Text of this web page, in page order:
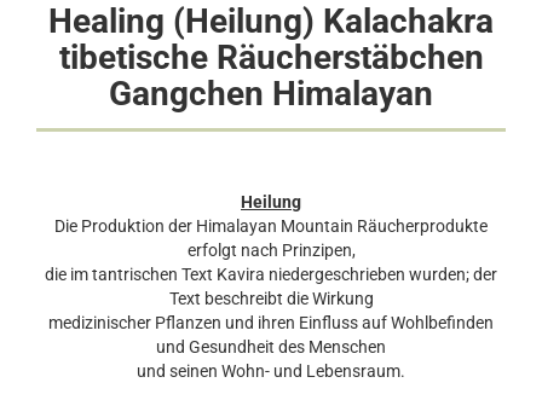
Healing (Heilung) Kalachakra
tibetische Räucherstäbchen
Gangchen Himalayan
Heilung
Die Produktion der Himalayan Mountain Räucherprodukte
erfolgt nach Prinzipen,
die im tantrischen Text Kavira niedergeschrieben wurden; der
Text beschreibt die Wirkung
medizinischer Pflanzen und ihren Einfluss auf Wohlbefinden
und Gesundheit des Menschen
und seinen Wohn- und Lebensraum.